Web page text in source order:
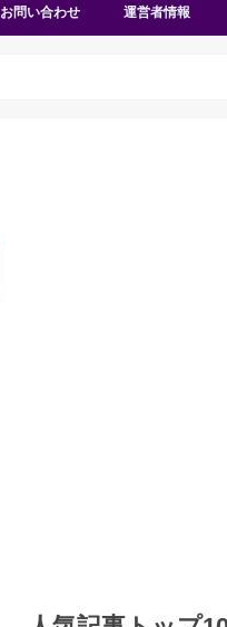
お問い合わせ 運営者情報